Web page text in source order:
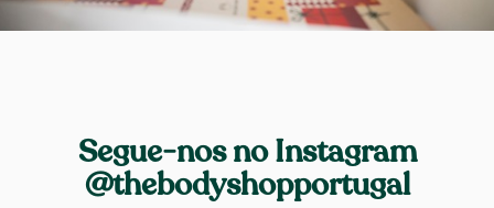
Segue-nos no Instagram
@thebodyshopportugal